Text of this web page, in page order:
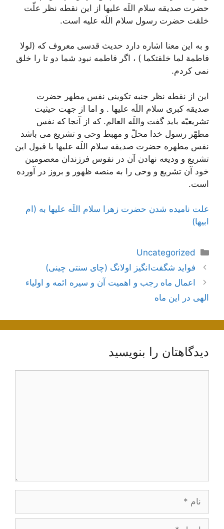
حضرت صديقه سلام اللَه عليها از اين نقطه نظر علّت
خلقت حضرت رسول سلام اللَه عليه است.
و به این معنا اشاره دارد حدیث قدسی معروف که (لولا
فاطمة لما خلقتکما ) ، اگر فاطمه نبود شما دو تا را خلق
نمی کردم.
این از نقطه نظر جنبه تکوینی نفس مطهر حضرت
صدیقه کبری سلام اللَه علیها . و اما از جهت حیثیت
تشریعیّه باید گفت واللَه العالم. که از آنجا که نفس
مطهّر رسول خدا محلّ و مهبط وحی و تشریع می باشد
نفس مطهره حضرت صدیقه سلام اللَه علیها با قبول این
تشریع و ودیعه نهادن آن در نفوس فرزندان معصومین
خود آن تشریع و وحی را به منصه ظهور و بروز در آورده
است.
علت نامیده شدن حضرت زهرا سلام اللَه عليها به (ام
ابیها)
دسته‌ها
Uncategorized
ناوبری
نوشته‌ها
فواید شگفت‌انگیز اولانگ (چای سنتی چینی)
اعمال ماه رجب و اهمیت آن و سیره ائمه و اولیاء
الهی در این ماه
دیدگاهتان را بنویسید
ایمیل